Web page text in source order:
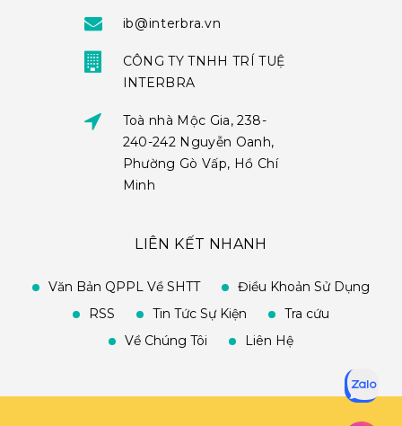
ib@interbra.vn
CÔNG TY TNHH TRÍ TUỆ
INTERBRA
Toà nhà Mộc Gia, 238-
240-242 Nguyễn Oanh,
Phường Gò Vấp, Hồ Chí
Minh
LIÊN KẾT NHANH
Văn Bản QPPL Về SHTT
Điều Khoản Sử Dụng
RSS
Tin Tức Sự Kiện
Tra cứu
Về Chúng Tôi
Liên Hệ